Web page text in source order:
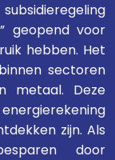
geopend voor
hebben. Het
sectoren
metaal. Deze
zijn. Als
door